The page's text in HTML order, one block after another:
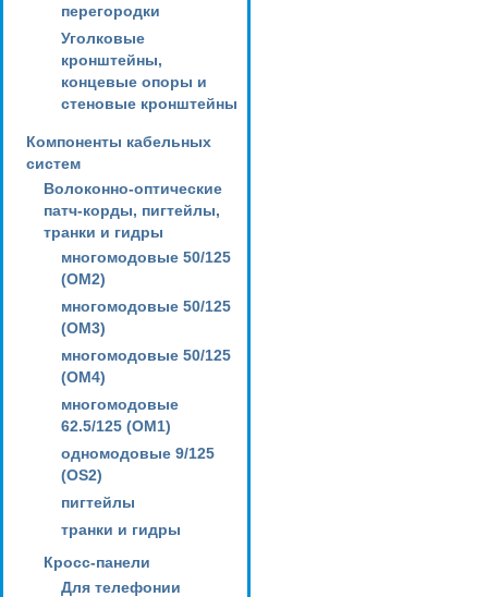
перегородки
Уголковые
кронштейны,
концевые опоры и
стеновые кронштейны
Компоненты кабельных
систем
Волоконно-оптические
патч-корды, пигтейлы,
транки и гидры
многомодовые 50/125
(OM2)
многомодовые 50/125
(OM3)
многомодовые 50/125
(OM4)
многомодовые
62.5/125 (OM1)
одномодовые 9/125
(OS2)
пигтейлы
транки и гидры
Кросс-панели
Для телефонии